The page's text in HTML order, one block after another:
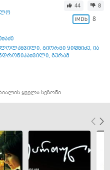
44 8
8
ლოლაშვილი, გიორგი ყიფშიძე, ია
, გურამ
ყველა სეზონი